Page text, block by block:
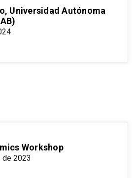
Universidad Autónoma
Workshop
2023